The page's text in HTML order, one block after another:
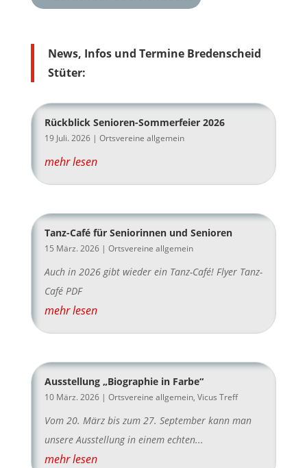
News, Infos und Termine Bredenscheid
Stüter:
Rückblick Senioren-Sommerfeier 2026
19 Juli. 2026| Ortsvereine allgemein
mehr lesen
Tanz-Café für Seniorinnen und Senioren
15 März. 2026| Ortsvereine allgemein
Auch in 2026 gibt wieder ein Tanz-Café! Flyer Tanz-
Café PDF
mehr lesen
Ausstellung „Biographie in Farbe“
10 März. 2026| Ortsvereine allgemein, Vicus Treff
Vom 20. März bis zum 27. September kann man
unsere Ausstellung in einem echten...
mehr lesen